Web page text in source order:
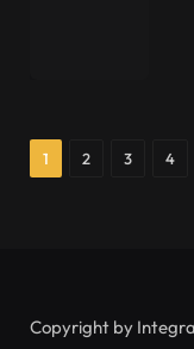
1 2 3 4
Copyright by